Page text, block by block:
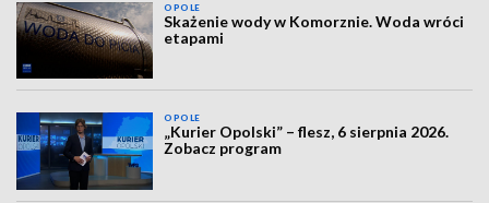
OPOLE
Skażenie wody w Komorznie. Woda wróci
etapami
OPOLE
„Kurier Opolski” – flesz, 6 sierpnia 2026.
Zobacz program